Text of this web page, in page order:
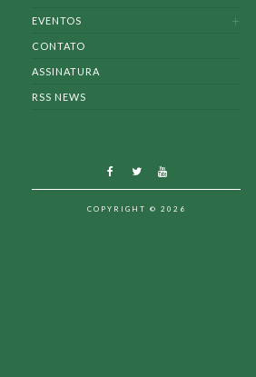
EVENTOS
CONTATO
ASSINATURA
RSS NEWS
COPYRIGHT © 2026